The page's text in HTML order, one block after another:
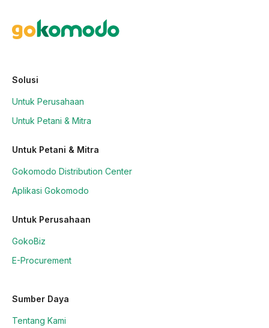
Solusi
Untuk Perusahaan
Untuk Petani & Mitra
Untuk Petani & Mitra
Gokomodo Distribution Center
Aplikasi Gokomodo
Untuk Perusahaan
GokoBiz
E-Procurement
Sumber Daya
Tentang Kami